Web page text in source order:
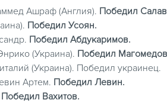
Ашраф (Англия). Победил
Победил Усоян.
Победил Абдукаримов.
(Украина). Победил
(Украина). Победил украинец.
Артем. Победил Левин.
Победил Вахитов.